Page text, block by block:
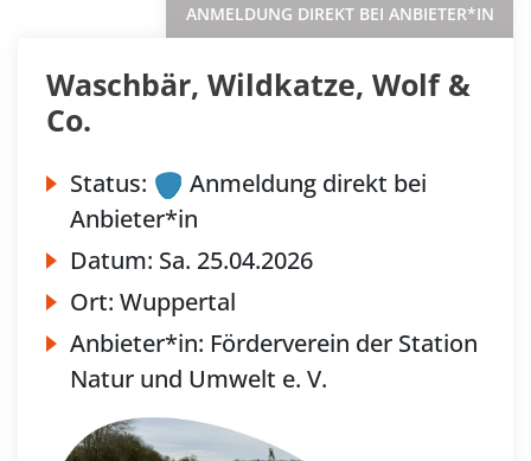
ANMELDUNG DIREKT BEI ANBIETER*IN
Waschbär, Wildkatze, Wolf &
Co.
Status:
Anmeldung direkt bei
Anbieter*in
Datum: Sa. 25.04.2026
Ort: Wuppertal
Anbieter*in: Förderverein der Station
Natur und Umwelt e. V.